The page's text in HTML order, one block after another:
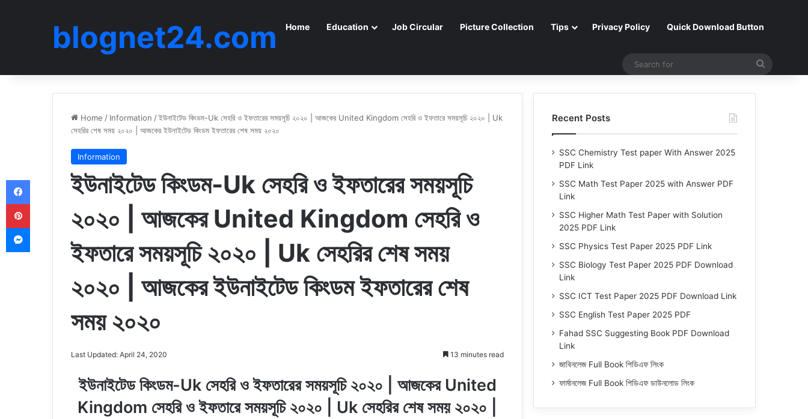
blognet24.com Home Education Job Circular Picture Collection Tips Privacy Policy Quick Download Button
Home / Information /ইউনাইটেড কিংডম-Uk সেহরি ও ইফতারের সময়সূচি ২০২০ | আজকের United Kingdom সেহরি ও ইফতারে সময়সূচি ২০২০ | Uk
সেহরির শেষ সময় ২০২০ | আজকের ইউনাইটেড কিংডম ইফতারের শেষ সময় ২০২০
Information
ইউনাইটেড কিংডম-Uk সেহরি ও ইফতারের সময়সূচি
২০২০ | আজকের United Kingdom সেহরি ও
ইফতারে সময়সূচি ২০২০ | Uk সেহরির শেষ সময়
২০২০ | আজকের ইউনাইটেড কিংডম ইফতারের শেষ
সময় ২০২০
Last Updated: April 24, 2020 13 minutes read
ইউনাইটেড কিংডম-Uk সেহরি ও ইফতারের সময়সূচি ২০২০ | আজকের United
Kingdom সেহরি ও ইফতারে সময়সূচি ২০২০ | Uk সেহরির শেষ সময় ২০২০ |
Recent Posts
SSC Chemistry Test paper With Answer 2025
PDF Link
SSC Math Test Paper 2025 with Answer PDF
Link
SSC Higher Math Test Paper with Solution
2025 PDF Link
SSC Physics Test Paper 2025 PDF Link
SSC Biology Test Paper 2025 PDF Download
Link
SSC ICT Test Paper 2025 PDF Download Link
SSC English Test Paper 2025 PDF
Fahad SSC Suggesting Book PDF Download
Link
জাবিনলেজ Full Book পিডিএফ লিংক
ফার্মানলেজ Full Book পিডিএফ ডাউনলোড লিংক
Facebook
Pinterest
Messenger